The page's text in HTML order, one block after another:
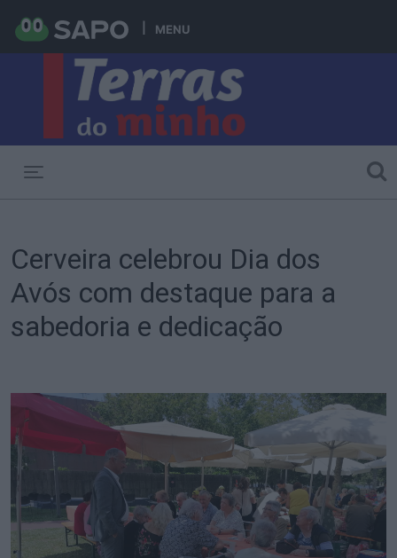
MENU
Cerveira celebrou Dia dos
Avós com destaque para a
sabedoria e dedicação